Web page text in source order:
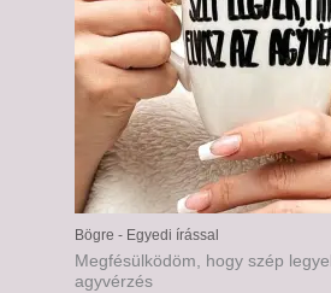
Bögre - Egyedi írással
Megfésülködöm, hogy szép
agyvérzés